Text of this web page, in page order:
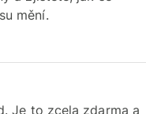
mění.
Je to zcela zdarma a